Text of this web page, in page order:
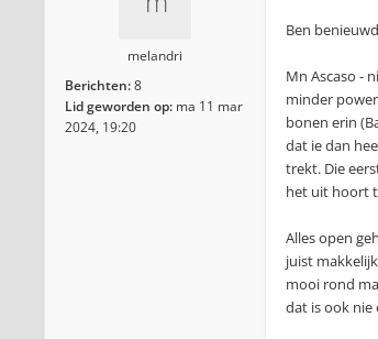
melandri
Berichten:8
Lid geworden op: ma 11 mar
2024, 19:20
Ben
Mn Ascaso -
minder
bonen erin
dat ie dan
trekt. Die
het uit hoort
Alles open
juist
mooi rond
dat is ook nie